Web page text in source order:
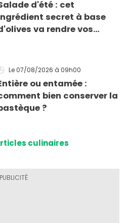
d'été : cet
secret à base
va rendre vos
Le 07/08/2026 à 09h00
ou entamée :
bien conserver la
?
culinaires